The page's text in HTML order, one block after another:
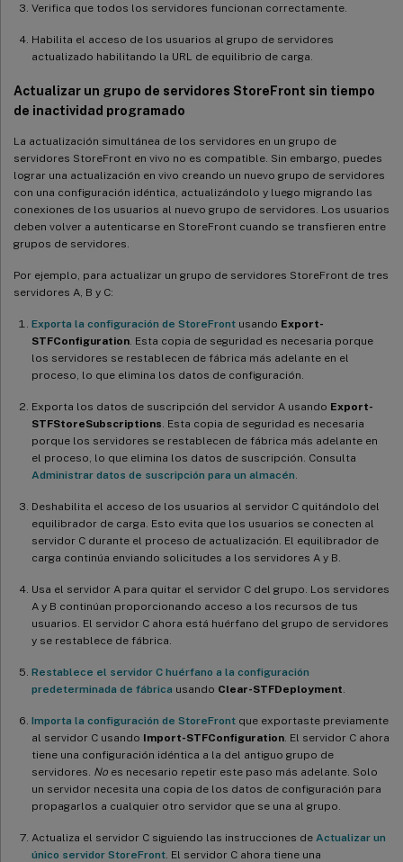
Verifica que todos los servidores funcionan correctamente.
Habilita el acceso de los usuarios al grupo de servidores
actualizado habilitando la URL de equilibrio de carga.
Actualizar un grupo de servidores StoreFront sin tiempo
de inactividad programado
La actualización simultánea de los servidores en un grupo de
servidores StoreFront en vivo no es compatible. Sin embargo, puedes
lograr una actualización en vivo creando un nuevo grupo de servidores
con una configuración idéntica, actualizándolo y luego migrando las
conexiones de los usuarios al nuevo grupo de servidores. Los usuarios
deben volver a autenticarse en StoreFront cuando se transfieren entre
grupos de servidores.
Por ejemplo, para actualizar un grupo de servidores StoreFront de tres
servidores A, B y C:
Exporta la configuración de StoreFront usando Export-
STFConfiguration . Esta copia de seguridad es necesaria porque
los servidores se restablecen de fábrica más adelante en el
proceso, lo que elimina los datos de configuración.
Exporta los datos de suscripción del servidor A usando Export-
STFStoreSubscriptions . Esta copia de seguridad es necesaria
porque los servidores se restablecen de fábrica más adelante en
el proceso, lo que elimina los datos de suscripción. Consulta
Administrar datos de suscripción para un almacén
Deshabilita el acceso de los usuarios al servidor C quitándolo del
equilibrador de carga. Esto evita que los usuarios se conecten al
servidor C durante el proceso de actualización. El equilibrador de
carga continúa enviando solicitudes a los servidores A y B.
Usa el servidor A para quitar el servidor C del grupo. Los servidores
A y B continúan proporcionando acceso a los recursos de tus
usuarios. El servidor C ahora está huérfano del grupo de servidores
y se restablece de fábrica.
Restablece el servidor C huérfano a la configuración
predeterminada de fábrica usando Clear-STFDeployment
Importa la configuración de StoreFront que exportaste previamente
al servidor C usando Import-STFConfiguration . El servidor C ahora
tiene una configuración idéntica a la del antiguo grupo de
servidores. No es necesario repetir este paso más adelante. Solo
un servidor necesita una copia de los datos de configuración para
propagarlos a cualquier otro servidor que se una al grupo.
Actualiza el servidor C siguiendo las instrucciones de Actualizar un
único servidor StoreFront . El servidor C ahora tiene una